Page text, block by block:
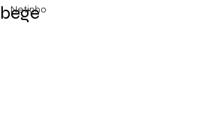
Netinho
bege